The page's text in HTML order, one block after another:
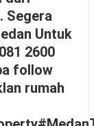
Segera
Untuk
2600
follow
rumah